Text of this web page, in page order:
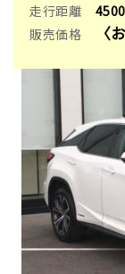
走行距離
販売価格
〈